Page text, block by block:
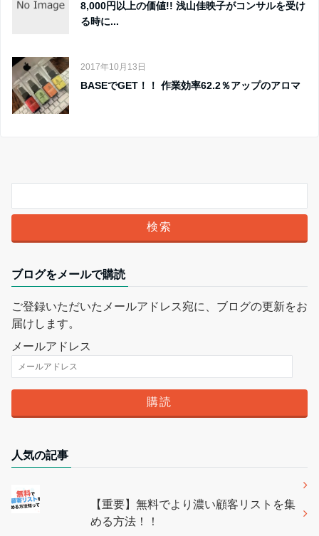
8,000円以上の価値!! 浅山佳映子がコンサルを受け
る時に...
2017年10月13日
BASEでGET！！ 作業効率62.2％アップのアロマ
ブログをメールで購読
ご登録いただいたメールアドレス宛に、ブログの更新をお
届けします。
メールアドレス
人気の記事
【重要】無料でより濃い顧客リストを集
める方法！！